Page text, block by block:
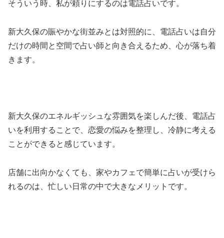
そういう時、私が頼りにするのは電話占いです。
新大久保の賑やかな街並みとは対照的に、電話占いは自分
だけの時間と空間で占い師と向き合えるため、心が落ち着
きます。
新大久保のエネルギッシュな雰囲気を楽しんだ後、電話占
いを利用することで、恋愛の悩みを整理し、冷静に考える
ことができると感じています。
店舗に出向かなくても、家やカフェで簡単に占いが受けら
れるのは、忙しい日常の中で大きなメリットです。